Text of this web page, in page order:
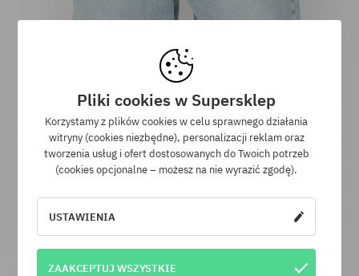
Pliki cookies w Supersklep
Korzystamy z plików cookies w celu sprawnego działania
witryny (cookies niezbędne), personalizacji reklam oraz
tworzenia usług i ofert dostosowanych do Twoich potrzeb
(cookies opcjonalne – możesz na nie wyrazić zgodę).
USTAWIENIA
ZAAKCEPTUJ WSZYSTKIE